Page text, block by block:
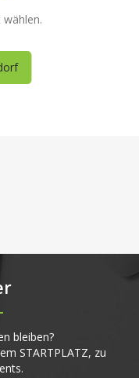
bleiben?
STARTPLATZ, zu